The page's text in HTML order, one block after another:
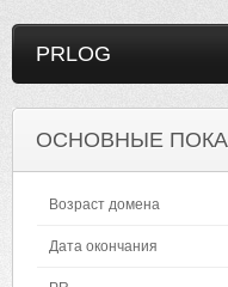
PRLOG
ОСНОВНЫЕ
Возраст домена
Дата окончания